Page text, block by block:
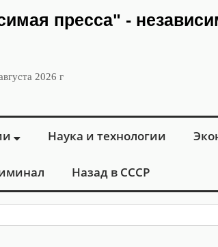
пресса" -
2026 г
Наука и технологии
Назад в СССР
«Городской центр флебол